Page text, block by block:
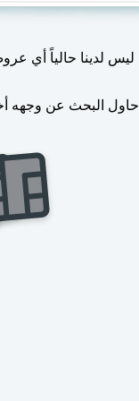
ليس لدينا حالياً أي
حاول البحث عن وجهه